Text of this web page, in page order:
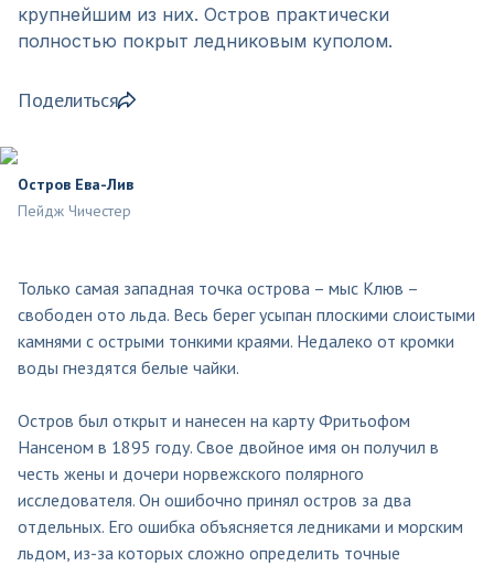
крупнейшим из них. Остров практически
полностью покрыт ледниковым куполом.
Поделиться
Остров Ева-Лив
Пейдж Чичестер
Только самая западная точка острова – мыс Клюв –
свободен ото льда. Весь берег усыпан плоскими слоистыми
камнями с острыми тонкими краями. Недалеко от кромки
воды гнездятся белые чайки.
Остров был открыт и нанесен на карту Фритьофом
Нансеном в 1895 году. Свое двойное имя он получил в
честь жены и дочери норвежского полярного
исследователя. Он ошибочно принял остров за два
отдельных. Его ошибка объясняется ледниками и морским
льдом, из-за которых сложно определить точные